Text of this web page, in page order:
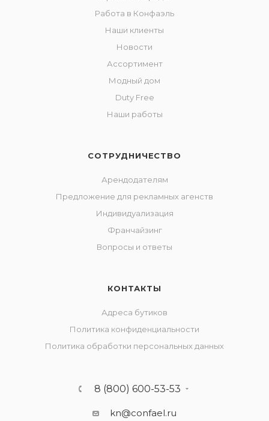
Работа в Конфаэль
Наши клиенты
Новости
Ассортимент
Модный дом
Duty Free
Наши работы
СОТРУДНИЧЕСТВО
Арендодателям
Предложение для рекламных агенств
Индивидуализация
Франчайзинг
Вопросы и ответы
КОНТАКТЫ
Адреса бутиков
Политика конфиденциальности
Политика обработки персональных данных
8 (800) 600-53-53
kn@confael.ru